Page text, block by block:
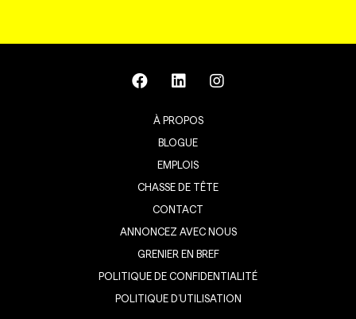
À PROPOS
BLOGUE
EMPLOIS
CHASSE DE TÊTE
CONTACT
ANNONCEZ AVEC NOUS
GRENIER EN BREF
POLITIQUE DE CONFIDENTIALITÉ
POLITIQUE D’UTILISATION